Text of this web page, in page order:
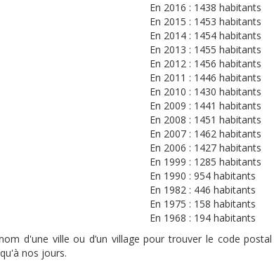
En 2016 : 1438 habitants
En 2015 : 1453 habitants
En 2014 : 1454 habitants
En 2013 : 1455 habitants
En 2012 : 1456 habitants
En 2011 : 1446 habitants
En 2010 : 1430 habitants
En 2009 : 1441 habitants
En 2008 : 1451 habitants
En 2007 : 1462 habitants
En 2006 : 1427 habitants
En 1999 : 1285 habitants
En 1990 : 954 habitants
En 1982 : 446 habitants
En 1975 : 158 habitants
En 1968 : 194 habitants
d'une ville ou d’un village pour trouver le code
nos jours.